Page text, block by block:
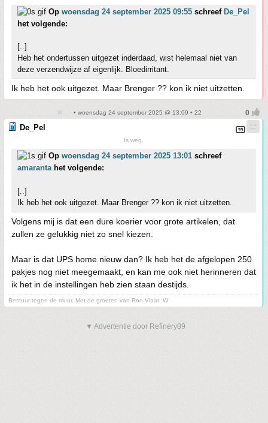
Op woensdag 24 september 2025 09:55 schreef De_Pel
het volgende:
[..]
Heb het ondertussen uitgezet inderdaad, wist helemaal niet van
deze verzendwijze af eigenlijk. Bloedirritant.
Ik heb het ook uitgezet. Maar Brenger ?? kon ik niet uitzetten.
• woensdag 24 september 2025 @ 13:09 • 22
De_Pel
Is weg.
Op woensdag 24 september 2025 13:01 schreef
amaranta het volgende:
[..]
Ik heb het ook uitgezet. Maar Brenger ?? kon ik niet uitzetten.
Volgens mij is dat een dure koerier voor grote artikelen, dat
zullen ze gelukkig niet zo snel kiezen.
Maar is dat UPS home nieuw dan? Ik heb het de afgelopen 250
pakjes nog niet meegemaakt, en kan me ook niet herinneren dat
ik het in de instellingen heb zien staan destijds.
Bestuur tegen de muur. Met de groeten van Ron Vlaar :W
▼ Advertentie door Refinery89